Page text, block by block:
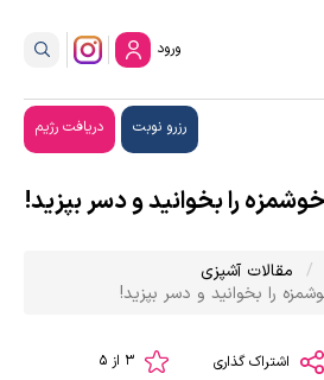
ورود
رزرو نوبت دریافت رژیم
را بخوانید و دسر بپزید!
مقالات آشپزی
را بخوانید و دسر بپزید!
اشتراک گذاری